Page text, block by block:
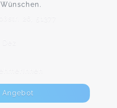
26, 51377
Angebot